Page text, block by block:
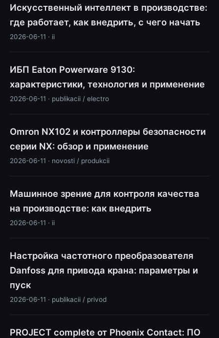
Искусственный интеллект в производстве:
где работает, как внедрить, с чего начать
2026-06-11 · ii
ИБП Eaton Powerware 9130:
характеристики, технология и применение
2026-06-11 · publikacii / electro
Omron NX102 и контроллеры безопасности
серии NX: обзор и применение
2026-06-11 · novosti / produkcii
Машинное зрение для контроля качества
на производстве: как внедрить
2026-06-11 · ii
Настройка частотного преобразователя
Danfoss для привода крана: параметры и
пуск
2026-06-11 · publikacii / privod
PROJECT complete от Phoenix Contact: ПО